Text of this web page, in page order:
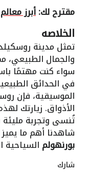
مقترح لك:أبرز
الخلاصه
تمثل مدينة
والجمال الطبيعي،
سواء كنت مهتمًا
في الحدائق
الموسيقية، فإن
الأذواق. زيارتك
تُنسى وتجربة مليئة
شاهدنا أهم ما يميز
بورنهولم
شارك